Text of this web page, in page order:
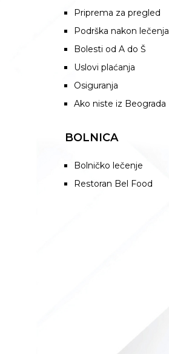
Priprema za pregled
Podrška nakon lečenja
Bolesti od A do Š
Uslovi plaćanja
Osiguranja
Ako niste iz Beograda
BOLNICA
Bolničko lečenje
Restoran Bel Food